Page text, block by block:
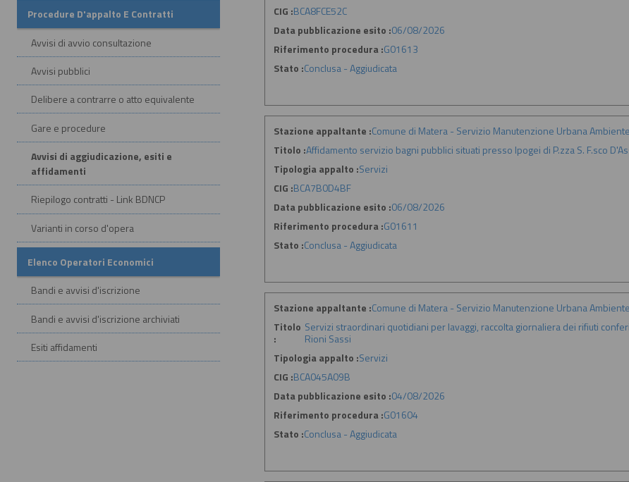
Procedure D'appalto E Contratti
Avvisi di avvio consultazione
Avvisi pubblici
Delibere a contrarre o atto equivalente
Gare e procedure
Avvisi di aggiudicazione, esiti e
affidamenti
Riepilogo contratti - Link BDNCP
Varianti in corso d'opera
Elenco Operatori Economici
Bandi e avvisi d'iscrizione
Bandi e avvisi d'iscrizione archiviati
Esiti affidamenti
CIG :BCA8FCE52C
Data pubblicazione esito :06/08/2026
Riferimento procedura :G01613
Stato :Conclusa - Aggiudicata
Stazione appaltante :Comune di Matera - Servizio Manutenzione Urbana
Titolo :Affidamento servizio bagni pubblici situati presso Ipogei di P.zza S. F.sco
Tipologia appalto :Servizi
CIG :BCA7B0D4BF
Data pubblicazione esito :06/08/2026
Riferimento procedura :G01611
Stato :Conclusa - Aggiudicata
Stazione appaltante :Comune di Matera - Servizio Manutenzione Urbana
Titolo
:
Servizi straordinari quotidiani per lavaggi, raccolta giornaliera dei rifiuti
Rioni Sassi
Tipologia appalto :Servizi
CIG :BCA045A09B
Data pubblicazione esito :04/08/2026
Riferimento procedura :G01604
Stato :Conclusa - Aggiudicata